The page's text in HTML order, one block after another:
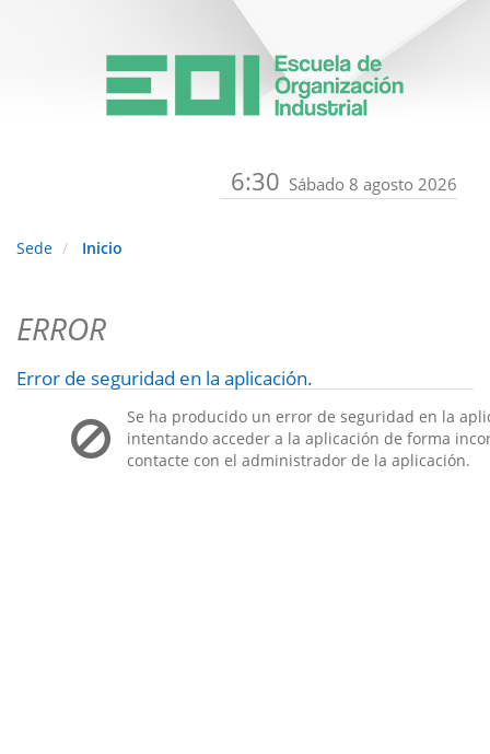
6:30 Sábado 8 agosto 2026
Sede Inicio
ERROR
Error de seguridad en la aplicación.
Se ha producido un error de seguridad en la
intentando acceder a la aplicación de forma
contacte con el administrador de la aplicación.